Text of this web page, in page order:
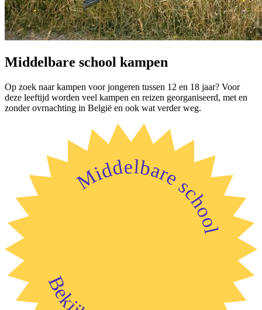
Middelbare school kampen
Op zoek naar kampen voor jongeren tussen 12 en 18 jaar? Voor
deze leeftijd worden veel kampen en reizen georganiseerd, met en
zonder ovrnachting in België en ook wat verder weg.
Middelbare school